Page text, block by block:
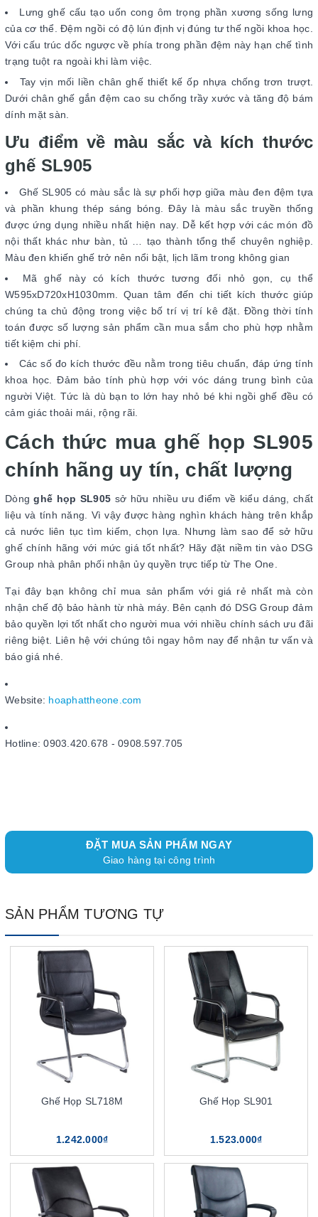
Lưng ghế cấu tạo uốn cong ôm trọng phần xương sống lưng
của cơ thể. Đệm ngồi có độ lún định vị đúng tư thế ngồi khoa học.
Với cấu trúc dốc ngược về phía trong phần đệm này hạn chế tình
trạng tuột ra ngoài khi làm việc.
Tay vịn mối liền chân ghế thiết kế ốp nhựa chống trơn trượt.
Dưới chân ghế gắn đệm cao su chống trầy xước và tăng độ bám
dính mặt sàn.
Ưu điểm về màu sắc và kích thước
ghế SL905
Ghế SL905 có màu sắc là sự phối hợp giữa màu đen đệm tựa
và phần khung thép sáng bóng. Đây là màu sắc truyền thống
được ứng dụng nhiều nhất hiện nay. Dễ kết hợp với các món đồ
nội thất khác như bàn, tủ … tạo thành tổng thể chuyên nghiệp.
Màu đen khiến ghế trở nên nổi bật, lịch lãm trong không gian
Mã ghế này có kích thước tương đối nhỏ gọn, cụ thể
W595xD720xH1030mm. Quan tâm đến chi tiết kích thước giúp
chúng ta chủ động trong việc bố trí vị trí kê đặt. Đồng thời tính
toán được số lượng sản phẩm cần mua sắm cho phù hợp nhằm
tiết kiệm chi phí.
Các số đo kích thước đều nằm trong tiêu chuẩn, đáp ứng tính
khoa học. Đảm bảo tính phù hợp với vóc dáng trung bình của
người Việt. Tức là dù bạn to lớn hay nhỏ bé khi ngồi ghế đều có
cảm giác thoải mái, rộng rãi.
Cách thức mua ghế họp SL905
chính hãng uy tín, chất lượng
Dòngghế họp SL905 sở hữu nhiều ưu điểm về kiểu dáng, chất
liệu và tính năng. Vì vậy được hàng nghìn khách hàng trên khắp
cả nước liên tục tìm kiếm, chọn lựa. Nhưng làm sao để sở hữu
ghế chính hãng với mức giá tốt nhất? Hãy đặt niềm tin vào DSG
Group nhà phân phối nhận ủy quyền trực tiếp từ The One.
Tại đây bạn không chỉ mua sản phẩm với giá rẻ nhất mà còn
nhận chế độ bảo hành từ nhà máy. Bên cạnh đó DSG Group đảm
bảo quyền lợi tốt nhất cho người mua với nhiều chính sách ưu đãi
riêng biệt. Liên hệ với chúng tôi ngay hôm nay để nhận tư vấn và
báo giá nhé.
Website: hoaphattheone.com
Hotline: 0903.420.678 - 0908.597.705
ĐẶT MUA SẢN PHẨM NGAY
Giao hàng tại công trình
SẢN PHẨM TƯƠNG TỰ
Ghế Họp SL718M
1.242.000₫
Ghế Họp SL901
1.523.000₫